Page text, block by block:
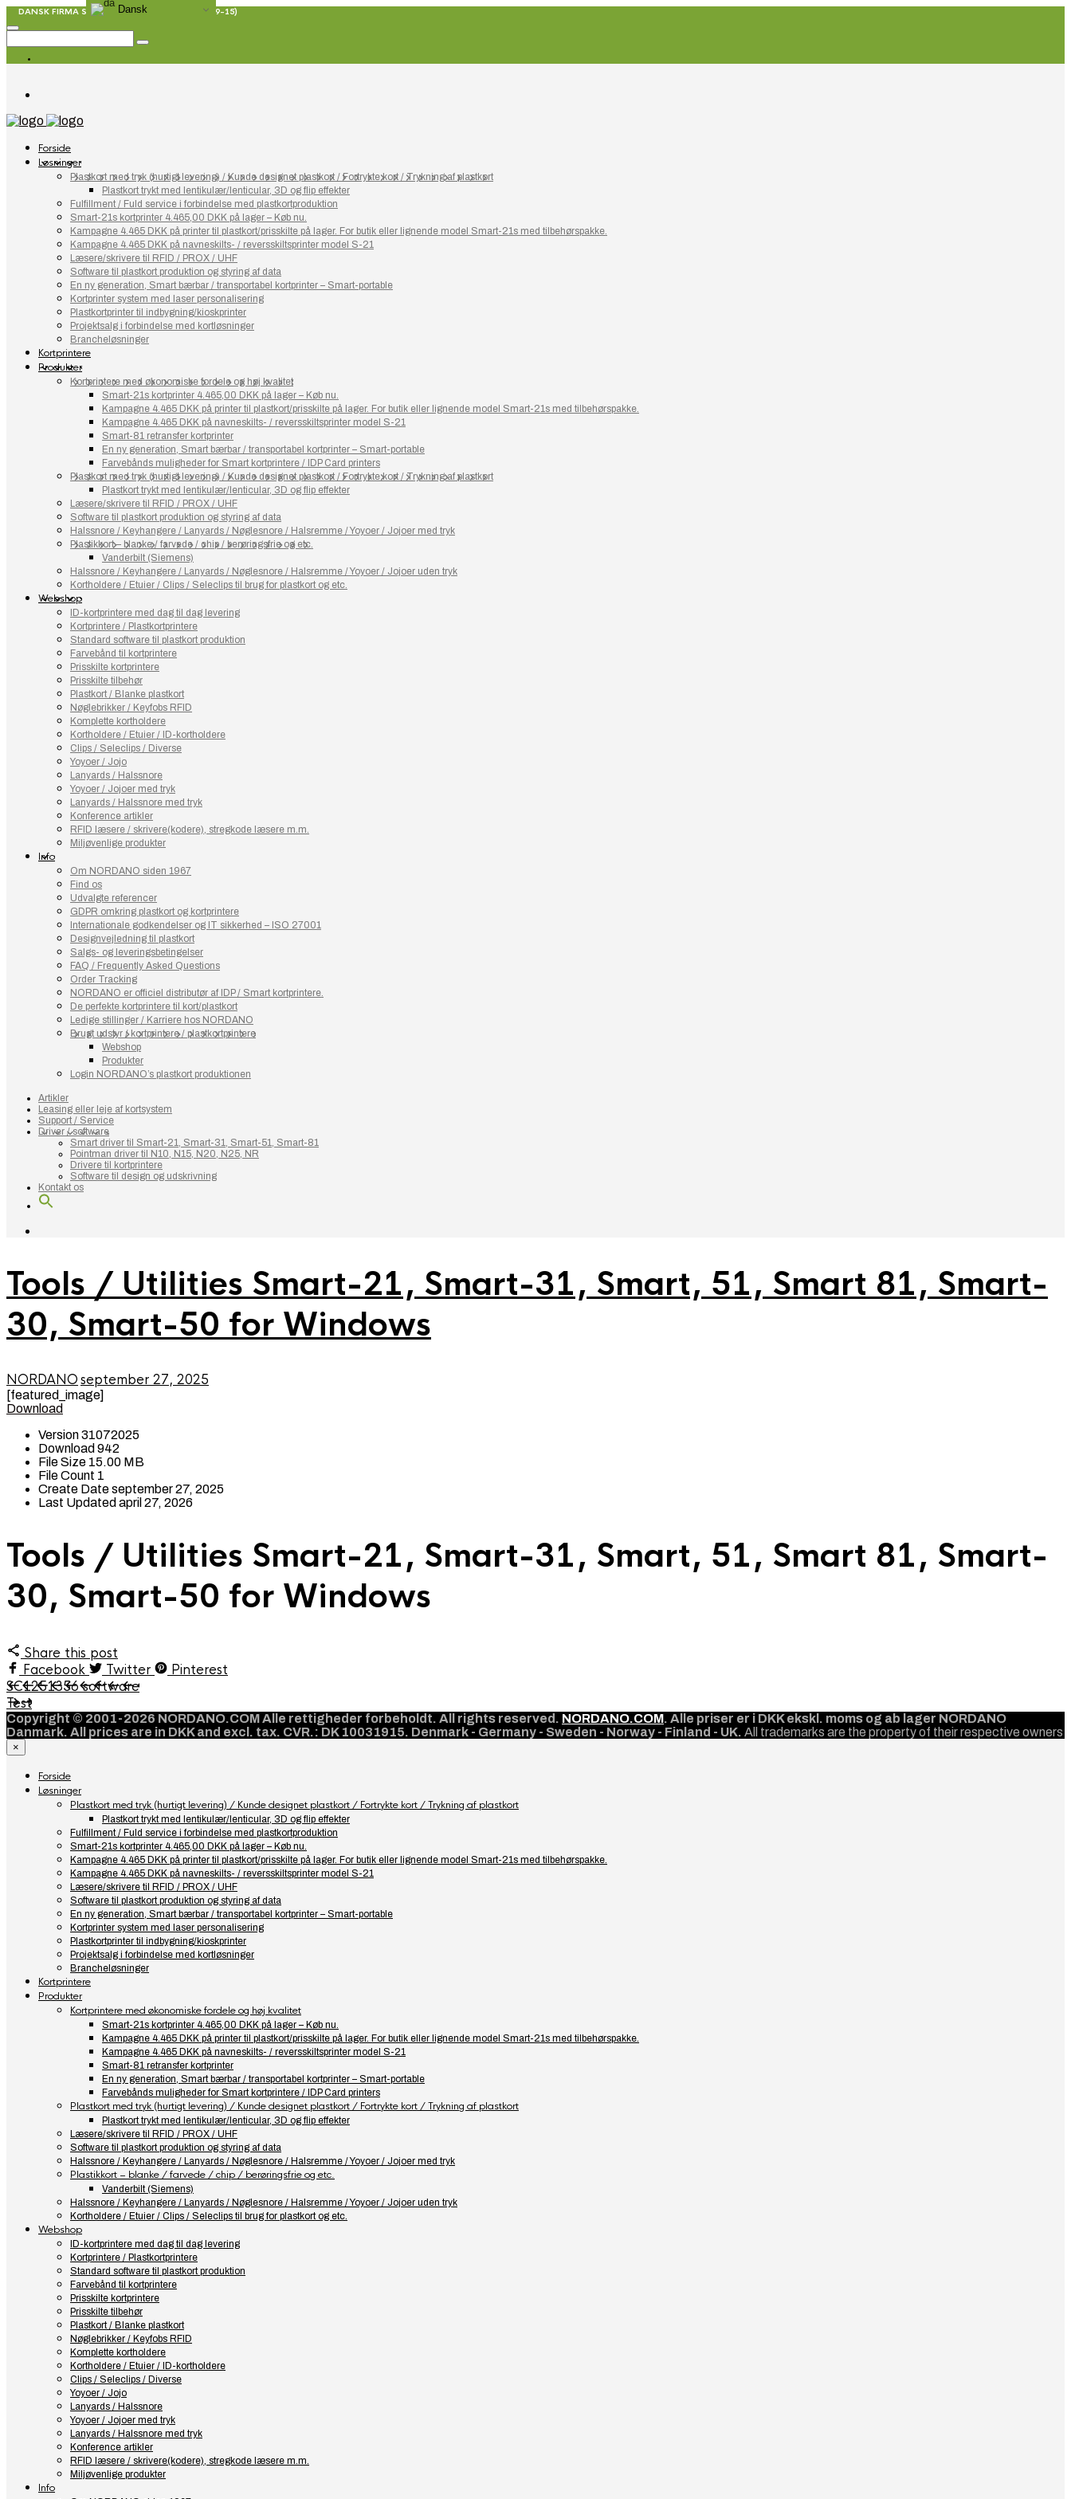
DANSK FIRMA SIDEN 1967 - T: +45 70208687(09-15)
Forside
Løsninger
Plastkort med tryk (hurtigt levering) / Kunde designet plastkort / Fortrykte kort / Trykning af plastkort
Plastkort trykt med lentikulær/lenticular, 3D og flip effekter
Fulfillment / Fuld service i forbindelse med plastkortproduktion
Smart-21s kortprinter 4.465,00 DKK på lager – Køb nu.
Kampagne 4.465 DKK på printer til plastkort/prisskilte på lager. For butik eller lignende model Smart-21s med tilbehørspakke.
Kampagne 4.465 DKK på navneskilts- / reversskiltsprinter model S-21
Læsere/skrivere til RFID / PROX / UHF
Software til plastkort produktion og styring af data
En ny generation, Smart bærbar / transportabel kortprinter – Smart-portable
Kortprinter system med laser personalisering
Plastkortprinter til indbygning/kioskprinter
Projektsalg i forbindelse med kortløsninger
Brancheløsninger
Kortprintere
Produkter
Kortprintere med økonomiske fordele og høj kvalitet
Smart-21s kortprinter 4.465,00 DKK på lager – Køb nu.
Kampagne 4.465 DKK på printer til plastkort/prisskilte på lager. For butik eller lignende model Smart-21s med tilbehørspakke.
Kampagne 4.465 DKK på navneskilts- / reversskiltsprinter model S-21
Smart-81 retransfer kortprinter
En ny generation, Smart bærbar / transportabel kortprinter – Smart-portable
Farvebånds muligheder for Smart kortprintere / IDP Card printers
Plastkort med tryk (hurtigt levering) / Kunde designet plastkort / Fortrykte kort / Trykning af plastkort
Plastkort trykt med lentikulær/lenticular, 3D og flip effekter
Læsere/skrivere til RFID / PROX / UHF
Software til plastkort produktion og styring af data
Halssnore / Keyhangere / Lanyards / Nøglesnore / Halsremme / Yoyoer / Jojoer med tryk
Plastikkort – blanke / farvede / chip / berøringsfrie og etc.
Vanderbilt (Siemens)
Halssnore / Keyhangere / Lanyards / Nøglesnore / Halsremme / Yoyoer / Jojoer uden tryk
Kortholdere / Etuier / Clips / Seleclips til brug for plastkort og etc.
Webshop
ID-kortprintere med dag til dag levering
Kortprintere / Plastkortprintere
Standard software til plastkort produktion
Farvebånd til kortprintere
Prisskilte kortprintere
Prisskilte tilbehør
Plastkort / Blanke plastkort
Nøglebrikker / Keyfobs RFID
Komplette kortholdere
Kortholdere / Etuier / ID-kortholdere
Clips / Seleclips / Diverse
Yoyoer / Jojo
Lanyards / Halssnore
Yoyoer / Jojoer med tryk
Lanyards / Halssnore med tryk
Konference artikler
RFID læsere / skrivere(kodere), stregkode læsere m.m.
Miljøvenlige produkter
Info
Om NORDANO siden 1967
Find os
Udvalgte referencer
GDPR omkring plastkort og kortprintere
Internationale godkendelser og IT sikkerhed – ISO 27001
Designvejledning til plastkort
Salgs- og leveringsbetingelser
FAQ / Frequently Asked Questions
Order Tracking
NORDANO er officiel distributør af IDP / Smart kortprintere.
De perfekte kortprintere til kort/plastkort
Ledige stillinger / Karriere hos NORDANO
Brugt udstyr / kortprintere / plastkortprintere
Webshop
Produkter
Login NORDANO’s plastkort produktionen
Artikler
Leasing eller leje af kortsystem
Support / Service
Driver / software
Smart driver til Smart-21, Smart-31, Smart-51, Smart-81
Pointman driver til N10, N15, N20, N25, NR
Drivere til kortprintere
Software til design og udskrivning
Kontakt os
Tools / Utilities Smart-21, Smart-31, Smart, 51, Smart 81, Smart-
30, Smart-50 for Windows
NORDANOseptember 27, 2025
[featured_image]
Download
Version31072025
Download 942
File Size 15.00 MB
File Count 1
Create Dateseptember 27, 2025
Last Updated april 27, 2026
Tools / Utilities Smart-21, Smart-31, Smart, 51, Smart 81, Smart-
30, Smart-50 for Windows
Share this post
Facebook
Twitter
Pinterest
SC1251356 software
Test
Copyright © 2001-2026 NORDANO.COM Alle rettigheder forbeholdt. All rights reserved. NORDANO.COM. Alle priser er i DKK ekskl. moms og ab lager NORDANO
Danmark. All prices are in DKK and excl. tax. CVR.: DK 10031915. Denmark - Germany - Sweden - Norway - Finland - UK. All trademarks are the property of their respective owners
×
Forside
Løsninger
Plastkort med tryk (hurtigt levering) / Kunde designet plastkort / Fortrykte kort / Trykning af plastkort
Plastkort trykt med lentikulær/lenticular, 3D og flip effekter
Fulfillment / Fuld service i forbindelse med plastkortproduktion
Smart-21s kortprinter 4.465,00 DKK på lager – Køb nu.
Kampagne 4.465 DKK på printer til plastkort/prisskilte på lager. For butik eller lignende model Smart-21s med tilbehørspakke.
Kampagne 4.465 DKK på navneskilts- / reversskiltsprinter model S-21
Læsere/skrivere til RFID / PROX / UHF
Software til plastkort produktion og styring af data
En ny generation, Smart bærbar / transportabel kortprinter – Smart-portable
Kortprinter system med laser personalisering
Plastkortprinter til indbygning/kioskprinter
Projektsalg i forbindelse med kortløsninger
Brancheløsninger
Kortprintere
Produkter
Kortprintere med økonomiske fordele og høj kvalitet
Smart-21s kortprinter 4.465,00 DKK på lager – Køb nu.
Kampagne 4.465 DKK på printer til plastkort/prisskilte på lager. For butik eller lignende model Smart-21s med tilbehørspakke.
Kampagne 4.465 DKK på navneskilts- / reversskiltsprinter model S-21
Smart-81 retransfer kortprinter
En ny generation, Smart bærbar / transportabel kortprinter – Smart-portable
Farvebånds muligheder for Smart kortprintere / IDP Card printers
Plastkort med tryk (hurtigt levering) / Kunde designet plastkort / Fortrykte kort / Trykning af plastkort
Plastkort trykt med lentikulær/lenticular, 3D og flip effekter
Læsere/skrivere til RFID / PROX / UHF
Software til plastkort produktion og styring af data
Halssnore / Keyhangere / Lanyards / Nøglesnore / Halsremme / Yoyoer / Jojoer med tryk
Plastikkort – blanke / farvede / chip / berøringsfrie og etc.
Vanderbilt (Siemens)
Halssnore / Keyhangere / Lanyards / Nøglesnore / Halsremme / Yoyoer / Jojoer uden tryk
Kortholdere / Etuier / Clips / Seleclips til brug for plastkort og etc.
Webshop
ID-kortprintere med dag til dag levering
Kortprintere / Plastkortprintere
Standard software til plastkort produktion
Farvebånd til kortprintere
Prisskilte kortprintere
Prisskilte tilbehør
Plastkort / Blanke plastkort
Nøglebrikker / Keyfobs RFID
Komplette kortholdere
Kortholdere / Etuier / ID-kortholdere
Clips / Seleclips / Diverse
Yoyoer / Jojo
Lanyards / Halssnore
Yoyoer / Jojoer med tryk
Lanyards / Halssnore med tryk
Konference artikler
RFID læsere / skrivere(kodere), stregkode læsere m.m.
Miljøvenlige produkter
Info
Dansk